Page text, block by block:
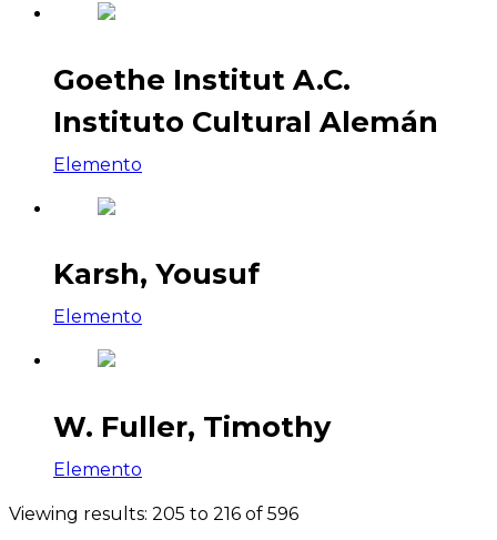
Goethe Institut A.C.
Instituto Cultural Alemán
Elemento
Karsh, Yousuf
Elemento
W. Fuller, Timothy
Elemento
Viewing results: 205 to 216 of 596